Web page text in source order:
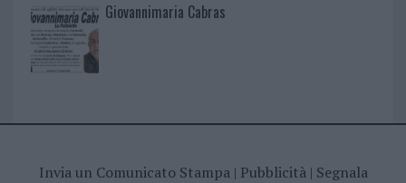
Giovannimaria Cabras
Invia un Comunicato Stampa| Pubblicità| Segnala